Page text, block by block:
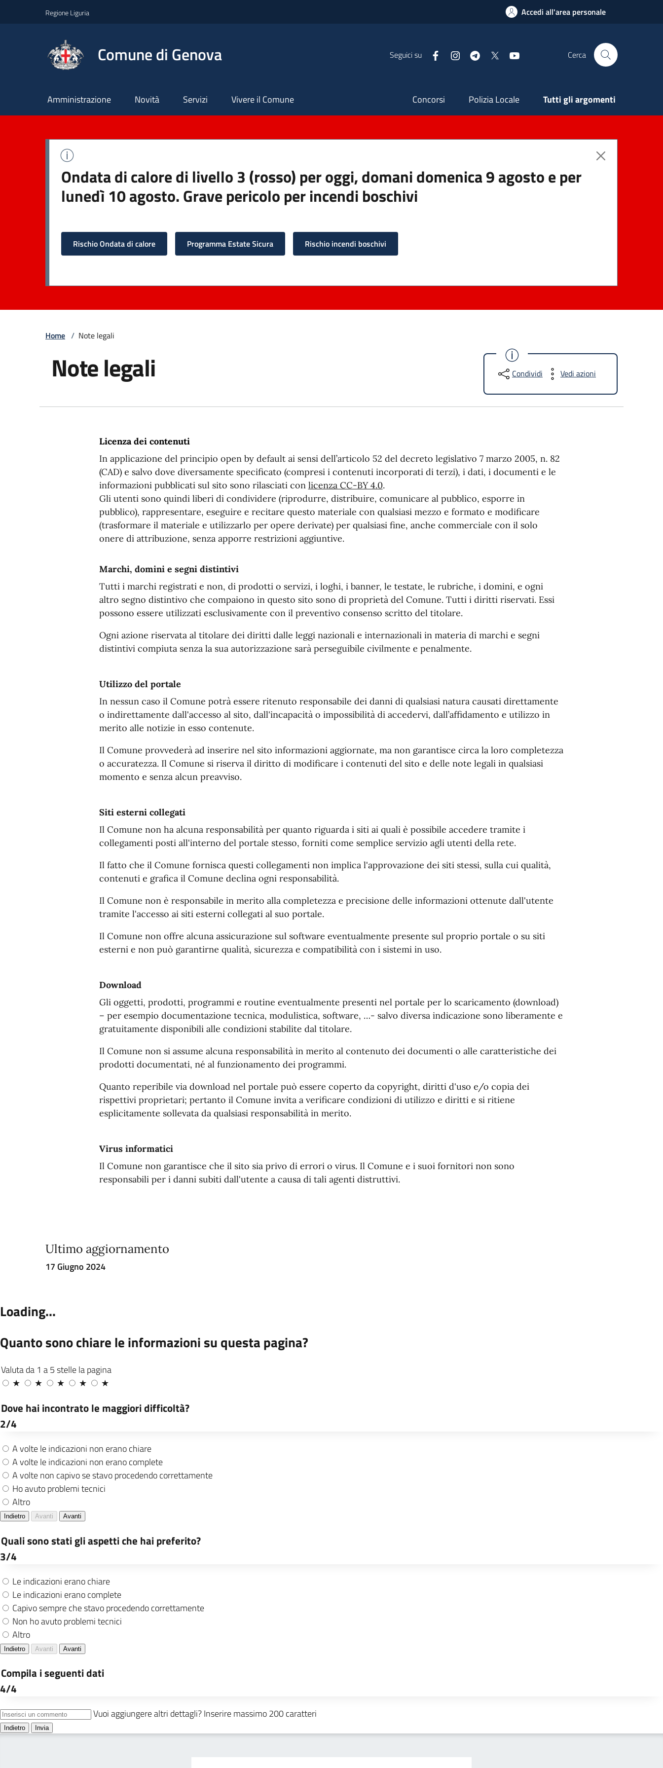
Regione Liguria Accedi all'area personale
Comune di Genova Seguici su FacebookInstagramTelegram Cerca
Principale
Amministrazione Novità Servizi Vivere il Comune Secondaria
Concorsi Polizia Locale Tutti gli argomenti
Ondata di calore di livello 3 (rosso) per oggi, domani domenica 9 agosto e per
lunedì 10 agosto. Grave pericolo per incendi boschivi
Rischio Ondata di calore Programma Estate Sicura Rischio incendi boschivi
Home / Note legali
Note legali Condividi Vedi azioni
Licenza dei contenuti
In applicazione del principio open by default ai sensi dell’articolo 52 del decreto legislativo 7 marzo 2005, n. 82
(CAD) e salvo dove diversamente specificato (compresi i contenuti incorporati di terzi), i dati, i documenti e le
informazioni pubblicati sul sito sono rilasciati con licenza CC-BY 4.0.
Gli utenti sono quindi liberi di condividere (riprodurre, distribuire, comunicare al pubblico, esporre in
pubblico), rappresentare, eseguire e recitare questo materiale con qualsiasi mezzo e formato e modificare
(trasformare il materiale e utilizzarlo per opere derivate) per qualsiasi fine, anche commerciale con il solo
onere di attribuzione, senza apporre restrizioni aggiuntive.
Marchi, domini e segni distintivi
Tutti i marchi registrati e non, di prodotti o servizi, i loghi, i banner, le testate, le rubriche, i domini, e ogni
altro segno distintivo che compaiono in questo sito sono di proprietà del Comune. Tutti i diritti riservati. Essi
possono essere utilizzati esclusivamente con il preventivo consenso scritto del titolare.
Ogni azione riservata al titolare dei diritti dalle leggi nazionali e internazionali in materia di marchi e segni
distintivi compiuta senza la sua autorizzazione sarà perseguibile civilmente e penalmente.
Utilizzo del portale
In nessun caso il Comune potrà essere ritenuto responsabile dei danni di qualsiasi natura causati direttamente
o indirettamente dall'accesso al sito, dall'incapacità o impossibilità di accedervi, dall’affidamento e utilizzo in
merito alle notizie in esso contenute.
Il Comune provvederà ad inserire nel sito informazioni aggiornate, ma non garantisce circa la loro completezza
o accuratezza. Il Comune si riserva il diritto di modificare i contenuti del sito e delle note legali in qualsiasi
momento e senza alcun preavviso.
Siti esterni collegati
Il Comune non ha alcuna responsabilità per quanto riguarda i siti ai quali è possibile accedere tramite i
collegamenti posti all'interno del portale stesso, forniti come semplice servizio agli utenti della rete.
Il fatto che il Comune fornisca questi collegamenti non implica l'approvazione dei siti stessi, sulla cui qualità,
contenuti e grafica il Comune declina ogni responsabilità.
Il Comune non è responsabile in merito alla completezza e precisione delle informazioni ottenute dall'utente
tramite l'accesso ai siti esterni collegati al suo portale.
Il Comune non offre alcuna assicurazione sul software eventualmente presente sul proprio portale o su siti
esterni e non può garantirne qualità, sicurezza e compatibilità con i sistemi in uso.
Download
Gli oggetti, prodotti, programmi e routine eventualmente presenti nel portale per lo scaricamento (download)
– per esempio documentazione tecnica, modulistica, software, …- salvo diversa indicazione sono liberamente e
gratuitamente disponibili alle condizioni stabilite dal titolare.
Il Comune non si assume alcuna responsabilità in merito al contenuto dei documenti o alle caratteristiche dei
prodotti documentati, né al funzionamento dei programmi.
Quanto reperibile via download nel portale può essere coperto da copyright, diritti d'uso e/o copia dei
rispettivi proprietari; pertanto il Comune invita a verificare condizioni di utilizzo e diritti e si ritiene
esplicitamente sollevata da qualsiasi responsabilità in merito.
Virus informatici
Il Comune non garantisce che il sito sia privo di errori o virus. Il Comune e i suoi fornitori non sono
responsabili per i danni subiti dall'utente a causa di tali agenti distruttivi.
Ultimo aggiornamento
17 Giugno 2024